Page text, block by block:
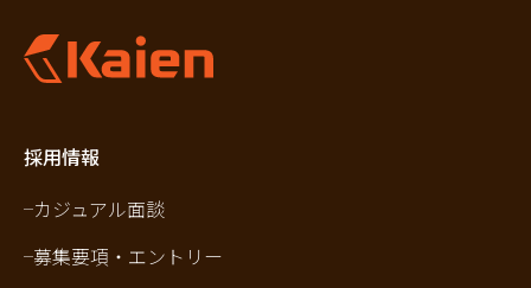
採用情報
カジュアル面談
募集要項・エントリー